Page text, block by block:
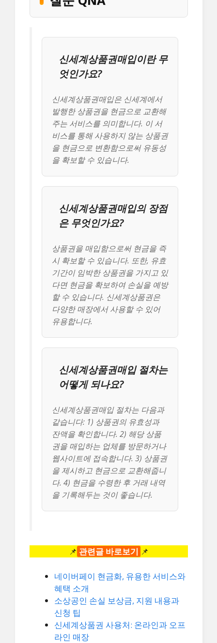
신세계상품권매입이란 무
엇인가요?
신세계상품권매입은 신세계에서
발행한 상품권을 현금으로 교환해
주는 서비스를 의미합니다. 이 서
비스를 통해 사용하지 않는 상품권
을 현금으로 변환함으로써 유동성
을 확보할 수 있습니다.
신세계상품권매입의 장점
은 무엇인가요?
상품권을 매입함으로써 현금을 즉
시 확보할 수 있습니다. 또한, 유효
기간이 임박한 상품권을 가지고 있
다면 현금을 확보하여 손실을 예방
할 수 있습니다. 신세계상품권은
다양한 매장에서 사용할 수 있어
유용합니다.
신세계상품권매입 절차는
어떻게 되나요?
신세계상품권매입 절차는 다음과
같습니다: 1) 상품권의 유효성과
잔액을 확인합니다. 2) 해당 상품
권을 매입하는 업체를 방문하거나
웹사이트에 접속합니다. 3) 상품권
을 제시하고 현금으로 교환해줍니
다. 4) 현금을 수령한 후 거래 내역
을 기록해두는 것이 좋습니다.
📌 관련글 바로보기 📌
네이버페이 현금화, 유용한 서비스와
혜택 소개
소상공인 손실 보상금, 지원 내용과
신청 팁
신세계상품권 사용처: 온라인과 오프
라인 매장